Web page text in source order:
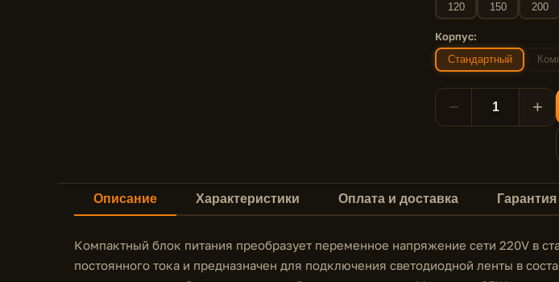
120
150 200
Корпус:
Стандартный
− +
Описание Характеристики Оплата и доставка Гарантия
Компактный блок питания преобразует переменное напряжение сети 220V в
постоянного тока и предназначен для подключения светодиодной ленты в